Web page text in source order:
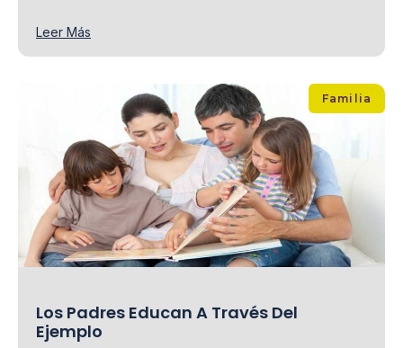
Leer Más
Familia
Los Padres Educan A Través Del
Ejemplo